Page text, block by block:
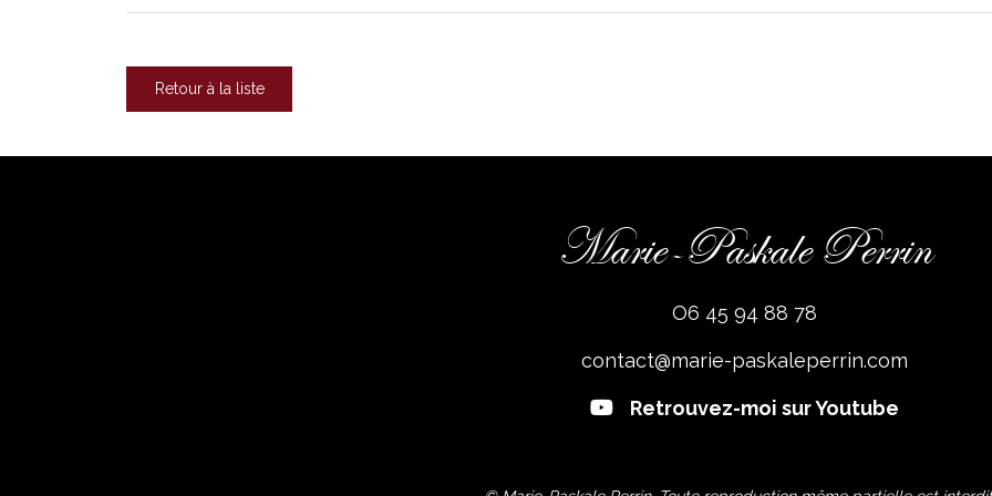
Retour à la liste
Marie-Paskale Perrin
O6 45 94 88 78
contact@marie-paskaleperrin.com
Retrouvez-moi sur Youtube